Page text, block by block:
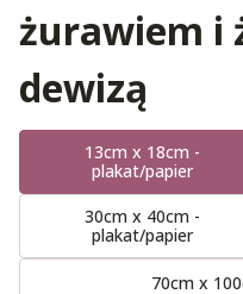
żurawiem i
dewizą
13cm x 18cm -
plakat/papier
30cm x 40cm -
plakat/papier
70cm x